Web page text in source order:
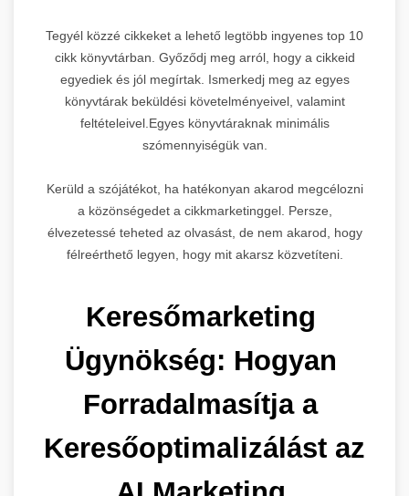
Tegyél közzé cikkeket a lehető legtöbb ingyenes top 10
cikk könyvtárban. Győződj meg arról, hogy a cikkeid
egyediek és jól megírtak. Ismerkedj meg az egyes
könyvtárak beküldési követelményeivel, valamint
feltételeivel.Egyes könyvtáraknak minimális
szómennyiségük van.
Kerüld a szójátékot, ha hatékonyan akarod megcélozni
a közönségedet a cikkmarketinggel. Persze,
élvezetessé teheted az olvasást, de nem akarod, hogy
félreérthető legyen, hogy mit akarsz közvetíteni.
Keresőmarketing
Ügynökség: Hogyan
Forradalmasítja a
Keresőoptimalizálást az